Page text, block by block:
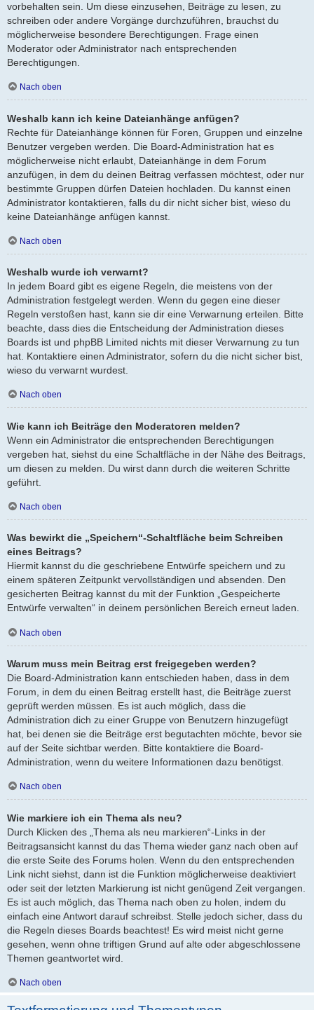
vorbehalten sein. Um diese einzusehen, Beiträge zu lesen, zu
schreiben oder andere Vorgänge durchzuführen, brauchst du
möglicherweise besondere Berechtigungen. Frage einen
Moderator oder Administrator nach entsprechenden
Berechtigungen.
Nach oben
Weshalb kann ich keine Dateianhänge anfügen?
Rechte für Dateianhänge können für Foren, Gruppen und einzelne
Benutzer vergeben werden. Die Board-Administration hat es
möglicherweise nicht erlaubt, Dateianhänge in dem Forum
anzufügen, in dem du deinen Beitrag verfassen möchtest, oder nur
bestimmte Gruppen dürfen Dateien hochladen. Du kannst einen
Administrator kontaktieren, falls du dir nicht sicher bist, wieso du
keine Dateianhänge anfügen kannst.
Nach oben
Weshalb wurde ich verwarnt?
In jedem Board gibt es eigene Regeln, die meistens von der
Administration festgelegt werden. Wenn du gegen eine dieser
Regeln verstoßen hast, kann sie dir eine Verwarnung erteilen. Bitte
beachte, dass dies die Entscheidung der Administration dieses
Boards ist und phpBB Limited nichts mit dieser Verwarnung zu tun
hat. Kontaktiere einen Administrator, sofern du die nicht sicher bist,
wieso du verwarnt wurdest.
Nach oben
Wie kann ich Beiträge den Moderatoren melden?
Wenn ein Administrator die entsprechenden Berechtigungen
vergeben hat, siehst du eine Schaltfläche in der Nähe des Beitrags,
um diesen zu melden. Du wirst dann durch die weiteren Schritte
geführt.
Nach oben
Was bewirkt die „Speichern“-Schaltfläche beim Schreiben
eines Beitrags?
Hiermit kannst du die geschriebene Entwürfe speichern und zu
einem späteren Zeitpunkt vervollständigen und absenden. Den
gesicherten Beitrag kannst du mit der Funktion „Gespeicherte
Entwürfe verwalten“ in deinem persönlichen Bereich erneut laden.
Nach oben
Warum muss mein Beitrag erst freigegeben werden?
Die Board-Administration kann entschieden haben, dass in dem
Forum, in dem du einen Beitrag erstellt hast, die Beiträge zuerst
geprüft werden müssen. Es ist auch möglich, dass die
Administration dich zu einer Gruppe von Benutzern hinzugefügt
hat, bei denen sie die Beiträge erst begutachten möchte, bevor sie
auf der Seite sichtbar werden. Bitte kontaktiere die Board-
Administration, wenn du weitere Informationen dazu benötigst.
Nach oben
Wie markiere ich ein Thema als neu?
Durch Klicken des „Thema als neu markieren“-Links in der
Beitragsansicht kannst du das Thema wieder ganz nach oben auf
die erste Seite des Forums holen. Wenn du den entsprechenden
Link nicht siehst, dann ist die Funktion möglicherweise deaktiviert
oder seit der letzten Markierung ist nicht genügend Zeit vergangen.
Es ist auch möglich, das Thema nach oben zu holen, indem du
einfach eine Antwort darauf schreibst. Stelle jedoch sicher, dass du
die Regeln dieses Boards beachtest! Es wird meist nicht gerne
gesehen, wenn ohne triftigen Grund auf alte oder abgeschlossene
Themen geantwortet wird.
Nach oben